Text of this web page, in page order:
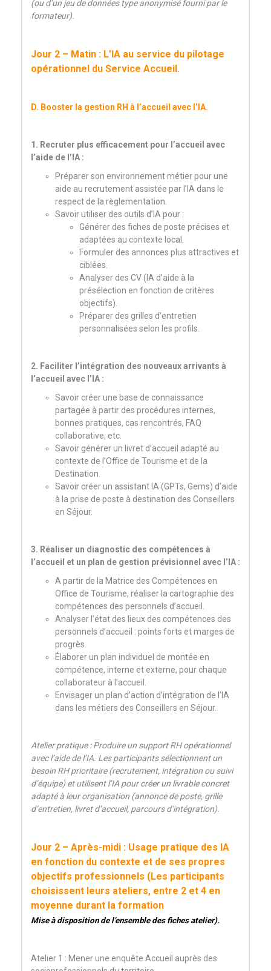
(ou d’un jeu de données type anonymisé fourni par le
formateur).
Jour 2 – Matin : L’IA au service du pilotage
opérationnel du Service Accueil.
D. Booster la gestion RH à l’accueil avec l’IA.
1. Recruter plus efficacement pour l’accueil avec
l’aide de l’IA :
Préparer son environnement métier pour une
aide au recrutement assistée par l’IA dans le
respect de la règlementation.
Savoir utiliser des outils d’IA pour :
Générer des fiches de poste précises et
adaptées au contexte local.
Formuler des annonces plus attractives et
ciblées.
Analyser des CV (IA d’aide à la
présélection en fonction de critères
objectifs).
Préparer des grilles d’entretien
personnalisées selon les profils.
2. Faciliter l’intégration des nouveaux arrivants à
l’accueil avec l’IA :
Savoir créer une base de connaissance
partagée à partir des procédures internes,
bonnes pratiques, cas rencontrés, FAQ
collaborative, etc.
Savoir générer un livret d’accueil adapté au
contexte de l’Office de Tourisme et de la
Destination.
Savoir créer un assistant IA (GPTs, Gems) d’aide
à la prise de poste à destination des Conseillers
en Séjour.
3. Réaliser un diagnostic des compétences à
l’accueil et un plan de gestion prévisionnel avec l’IA :
A partir de la Matrice des Compétences en
Office de Tourisme, réaliser la cartographie des
compétences des personnels d’accueil.
Analyser l’état des lieux des compétences des
personnels d’accueil : points forts et marges de
progrès.
Élaborer un plan individuel de montée en
compétence, interne et externe, pour chaque
collaborateur à l’accueil.
Envisager un plan d’action d’intégration de l’IA
dans les métiers des Conseillers en Séjour.
Atelier pratique : Produire un support RH opérationnel
avec l’aide de l’IA. Les participants sélectionnent un
besoin RH prioritaire (recrutement, intégration ou suivi
d’équipe) et utilisent l’IA pour créer un livrable concret
adapté à leur organisation (annonce de poste, grille
d’entretien, livret d’accueil, parcours d’intégration).
Jour 2 – Après-midi : Usage pratique des IA
en fonction du contexte et de ses propres
objectifs professionnels (Les participants
choisissent leurs ateliers, entre 2 et 4 en
moyenne durant la formation
Mise à disposition de l’ensemble des fiches atelier).
Atelier 1 : Mener une enquête Accueil auprès des